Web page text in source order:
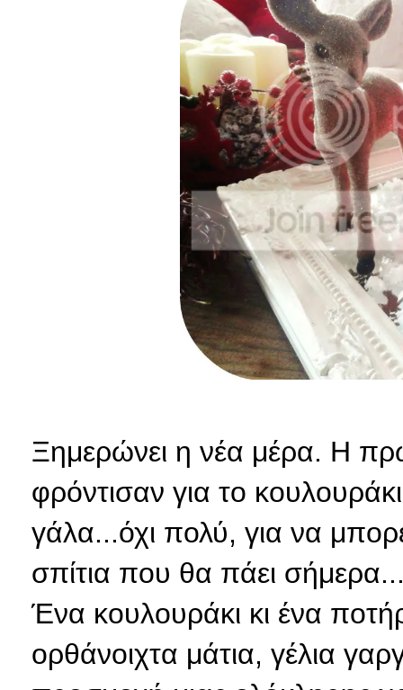
Ξημερώνει η νέα μέρα. Η
φρόντισαν για το
γάλα...όχι πολύ, για να
σπίτια που θα πάει
Ένα κουλουράκι κι ένα
ορθάνοιχτα μάτια, γέλια